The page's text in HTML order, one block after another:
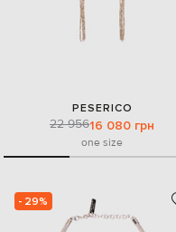
PESERICO
22 95616 080 грн
one size
- 29%